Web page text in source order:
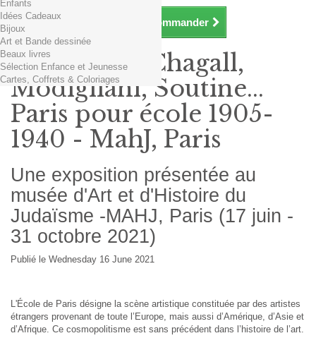
Continuer mes achats Commander
Enfants
Idées Cadeaux
Bijoux
Art et Bande dessinée
Beaux livres
Sélection Enfance et Jeunesse
Cartes, Coffrets & Coloriages
Exposition Chagall,
Modigliani, Soutine...
Paris pour école 1905-
1940 - MahJ, Paris
Une exposition présentée au
musée d'Art et d'Histoire du
Judaïsme -MAHJ, Paris (17 juin -
31 octobre 2021)
Publié le Wednesday 16 June 2021
L'École de Paris désigne la scène artistique constituée par des artistes
étrangers provenant de toute l’Europe, mais aussi d’Amérique, d’Asie et
d’Afrique. Ce cosmopolitisme est sans précédent dans l’histoire de l’art.